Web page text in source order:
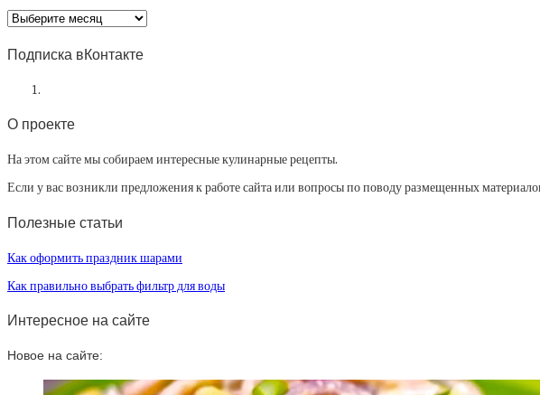
Архив
статей
Подписка вКонтакте
О проекте
На этом сайте мы собираем интересные кулинарные рецепты.
Если у вас возникли предложения к работе сайта или вопросы по поводу размещенных
Полезные статьи
Как оформить праздник шарами
Как правильно выбрать фильтр для воды
Интересное на сайте
Новое на сайте: